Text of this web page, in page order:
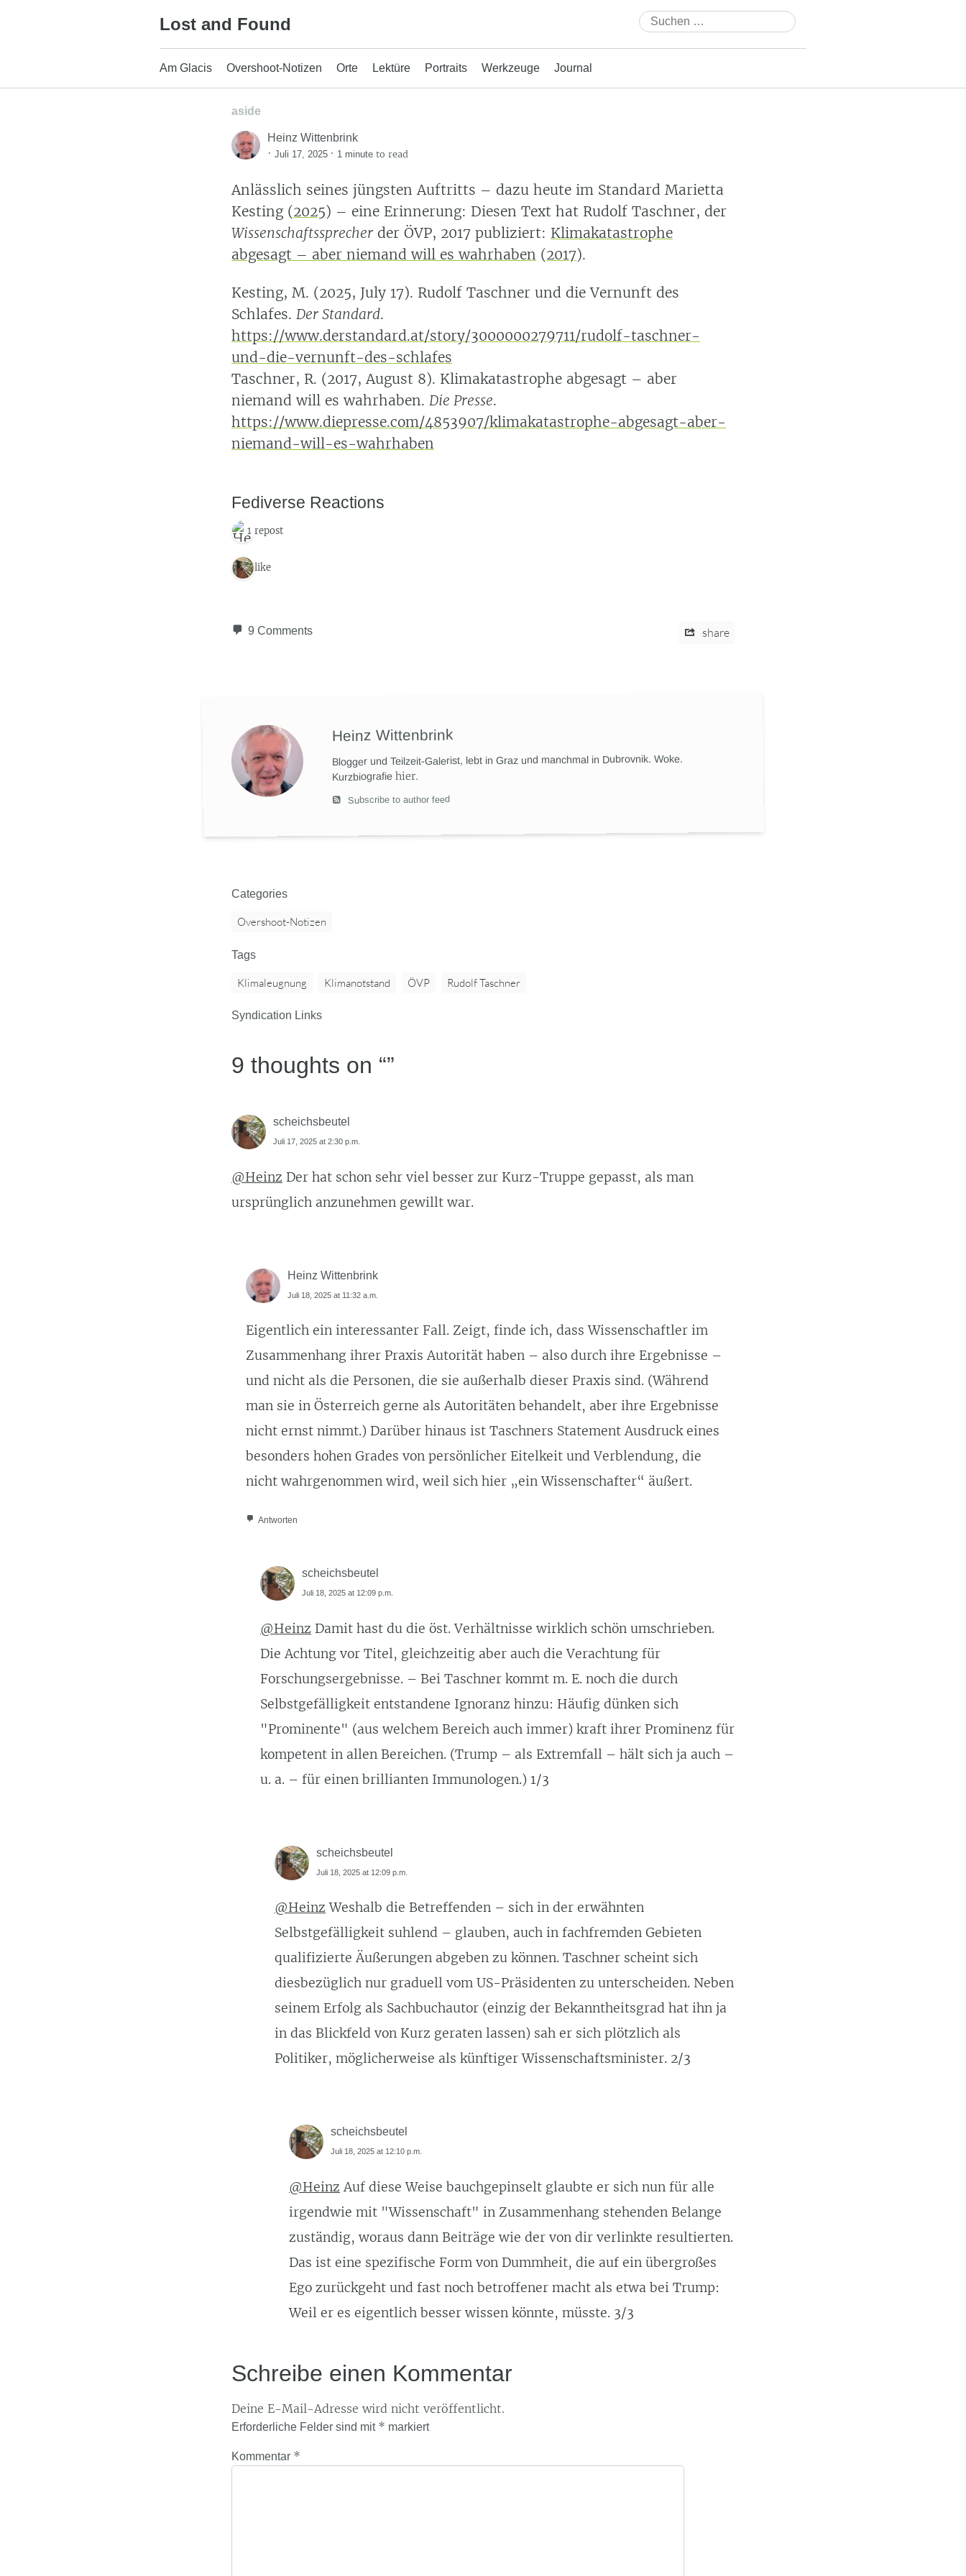
Lost and Found
Suchen
nach:
Am Glacis Overshoot-Notizen Orte Lektüre Portraits Werkzeuge Journal
aside
Heinz Wittenbrink
· Juli 17, 2025 · 1 minute to read
Anlässlich seines jüngsten Auftritts – dazu heute im Standard Marietta
Kesting (2025) – eine Erinnerung: Diesen Text hat Rudolf Taschner, der
Wissenschaftssprecher der ÖVP, 2017 publiziert: Klimakatastrophe
abgesagt – aber niemand will es wahrhaben (2017).
Kesting, M. (2025, July 17). Rudolf Taschner und die Vernunft des
Schlafes. Der Standard.
https://www.derstandard.at/story/3000000279711/rudolf-taschner-
und-die-vernunft-des-schlafes
Taschner, R. (2017, August 8). Klimakatastrophe abgesagt – aber
niemand will es wahrhaben. Die Presse.
https://www.diepresse.com/4853907/klimakatastrophe-abgesagt-aber-
niemand-will-es-wahrhaben
Fediverse Reactions
1 repost
1 like
9 Comments share
Heinz Wittenbrink
Blogger und Teilzeit-Galerist, lebt in Graz und manchmal in Dubrovnik. Woke.
Kurzbiografiehier.
Subscribe to author feed
Categories
Overshoot-Notizen
Tags
Klimaleugnung Klimanotstand ÖVP Rudolf Taschner
Syndication Links
9 thoughts on “”
scheichsbeutel
Juli 17, 2025 at 2:30 p.m.
@Heinz Der hat schon sehr viel besser zur Kurz-Truppe gepasst, als man
ursprünglich anzunehmen gewillt war.
Heinz Wittenbrink
Juli 18, 2025 at 11:32 a.m.
Eigentlich ein interessanter Fall. Zeigt, finde ich, dass Wissenschaftler im
Zusammenhang ihrer Praxis Autorität haben – also durch ihre Ergebnisse –
und nicht als die Personen, die sie außerhalb dieser Praxis sind. (Während
man sie in Österreich gerne als Autoritäten behandelt, aber ihre Ergebnisse
nicht ernst nimmt.) Darüber hinaus ist Taschners Statement Ausdruck eines
besonders hohen Grades von persönlicher Eitelkeit und Verblendung, die
nicht wahrgenommen wird, weil sich hier „ein Wissenschafter“ äußert.
Antworten
scheichsbeutel
Juli 18, 2025 at 12:09 p.m.
@Heinz Damit hast du die öst. Verhältnisse wirklich schön umschrieben.
Die Achtung vor Titel, gleichzeitig aber auch die Verachtung für
Forschungsergebnisse. – Bei Taschner kommt m. E. noch die durch
Selbstgefälligkeit entstandene Ignoranz hinzu: Häufig dünken sich
"Prominente" (aus welchem Bereich auch immer) kraft ihrer Prominenz für
kompetent in allen Bereichen. (Trump – als Extremfall – hält sich ja auch –
u. a. – für einen brillianten Immunologen.) 1/3
scheichsbeutel
Juli 18, 2025 at 12:09 p.m.
@Heinz Weshalb die Betreffenden – sich in der erwähnten
Selbstgefälligkeit suhlend – glauben, auch in fachfremden Gebieten
qualifizierte Äußerungen abgeben zu können. Taschner scheint sich
diesbezüglich nur graduell vom US-Präsidenten zu unterscheiden. Neben
seinem Erfolg als Sachbuchautor (einzig der Bekanntheitsgrad hat ihn ja
in das Blickfeld von Kurz geraten lassen) sah er sich plötzlich als
Politiker, möglicherweise als künftiger Wissenschaftsminister. 2/3
scheichsbeutel
Juli 18, 2025 at 12:10 p.m.
@Heinz Auf diese Weise bauchgepinselt glaubte er sich nun für alle
irgendwie mit "Wissenschaft" in Zusammenhang stehenden Belange
zuständig, woraus dann Beiträge wie der von dir verlinkte resultierten.
Das ist eine spezifische Form von Dummheit, die auf ein übergroßes
Ego zurückgeht und fast noch betroffener macht als etwa bei Trump:
Weil er es eigentlich besser wissen könnte, müsste. 3/3
Schreibe einen Kommentar
Deine E-Mail-Adresse wird nicht veröffentlicht.
Erforderliche Felder sind mit * markiert
Kommentar *